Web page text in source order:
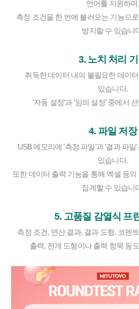
언어를 지원하며,
측정 조건을 한 번에 불러오는 기능으
방지할 수 있습니
3. 노치 처리
취득한 데이터 내의 불필요한 데이
있습니다.
'자동 설정'과 '임의 설정' 중에서
4. 파일 저장
USB 메모리에 '측정 파일'과 '결과 파
있습니다.
또한 데이터 출력 기능을 통해 엑셀 등
집계할 수 있습니
5. 고품질 감열식 프
측정 조건, 연산 결과, 결과 도형, 코펜
출력, 전개 도형이나 출력 항목 등